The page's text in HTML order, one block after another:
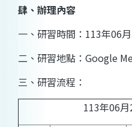
肆、辦理內容
一、研習時間：113年06
二、研習地點：Google
三、研習流程：
113年06